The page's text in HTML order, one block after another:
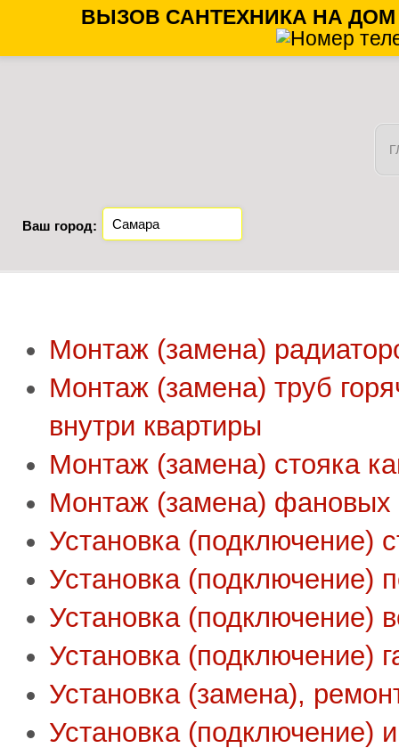
ВЫЗОВ САНТЕХНИКА НА ДОМ
Ваш город:
Монтаж (замена)
Монтаж (замена) труб
внутри квартиры
Монтаж (замена) стояка
Монтаж (замена) фановых
Установка (подключение)
Установка (подключение)
Установка (подключение)
Установка (подключение)
Установка (замена),
Установка (подключение)